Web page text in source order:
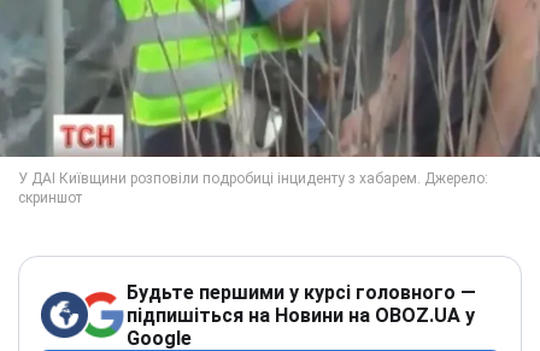
Будьте першими у курсі головного —
підпишіться на Новини на OBOZ.UA у
Google